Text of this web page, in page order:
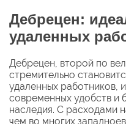
Дебрецен:
удаленных
Дебрецен, второй по
стремительно
удаленных работников,
современных удобств и
наследия. С расходами
чем во многих